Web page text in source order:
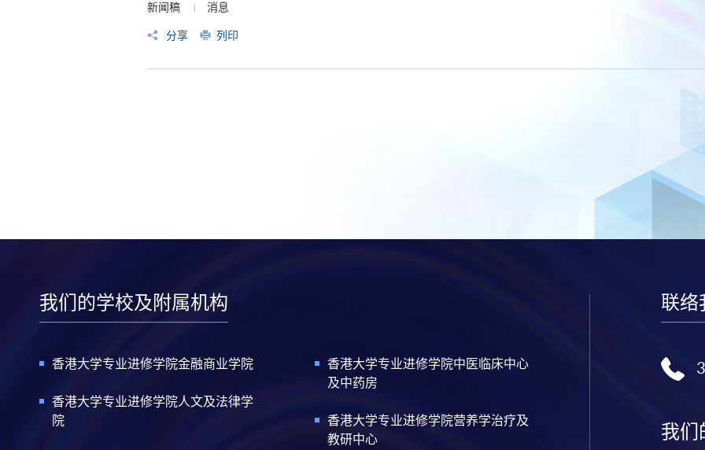
新闻稿
消息
分享 列印
我们的学校及附属机构
香港大学专业进修学院金融商业学院
香港大学专业进修学院人文及法律学
院
香港大学专业进修学院中医临床中心
及中药房
香港大学专业进修学院营养学治疗及
教研中心
联络
我们